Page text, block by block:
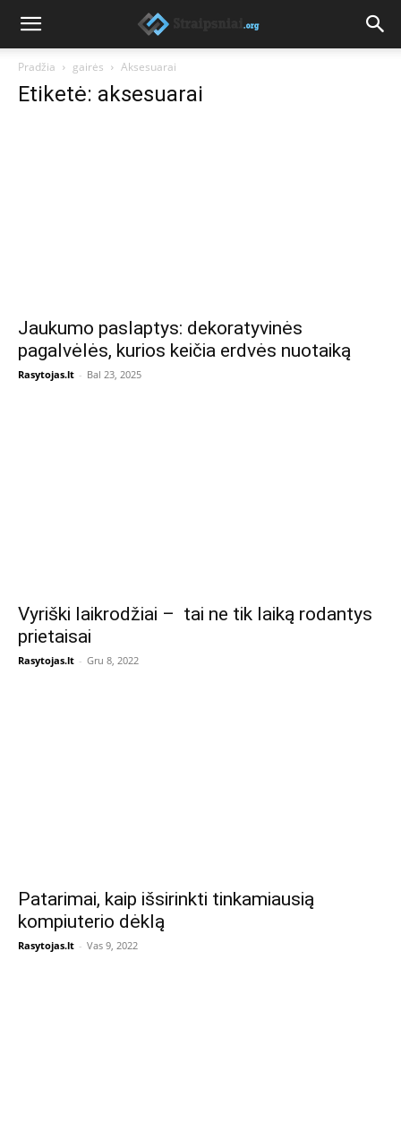
Pradžia gairės Aksesuarai
Etiketė: aksesuarai
Jaukumo paslaptys: dekoratyvinės
pagalvėlės, kurios keičia erdvės nuotaiką
Rasytojas.lt - Bal 23, 2025
Vyriški laikrodžiai – tai ne tik laiką rodantys
prietaisai
Rasytojas.lt - Gru 8, 2022
Patarimai, kaip išsirinkti tinkamiausią
kompiuterio dėklą
Rasytojas.lt - Vas 9, 2022